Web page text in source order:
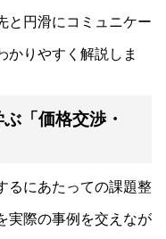
と円滑にコミュニケー
かりやすく解説しま
「価格交渉・
るにあたっての課題整
実際の事例を交えなが